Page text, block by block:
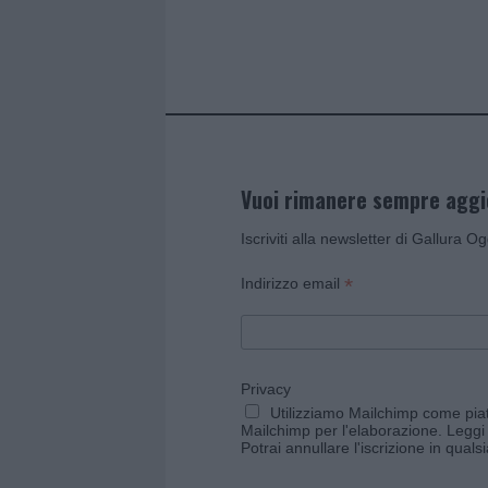
Vuoi rimanere sempre
Iscriviti alla newsletter di Gallura
Indirizzo email *
Privacy
Utilizziamo Mailchimp come
Mailchimp per l'elaborazione.
Potrai annullare l'iscrizione in